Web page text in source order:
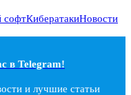
софтКибератакиНовости
в Telegram!
и лучшие статьи